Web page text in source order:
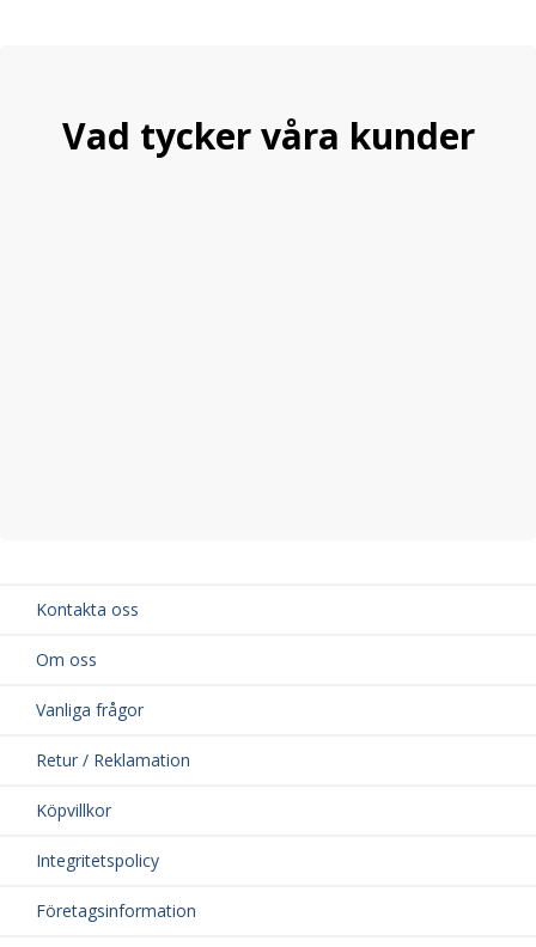
Vad tycker våra kunder
Kontakta oss
Om oss
Vanliga frågor
Retur / Reklamation
Köpvillkor
Integritetspolicy
Företagsinformation